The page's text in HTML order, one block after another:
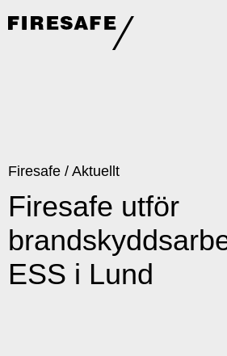
till
Firesafe / Aktuellt
Firesafe utför
ESS i Lund